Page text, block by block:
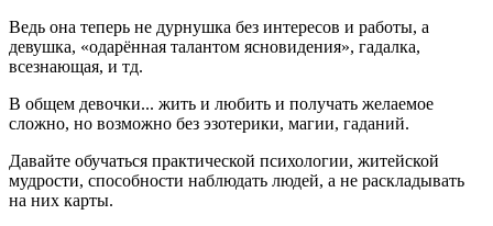
Ведь она теперь не дурнушка без интересов и работы, а
девушка, «одарённая талантом ясновидения», гадалка,
всезнающая, и тд.
В общем девочки... жить и любить и получать желаемое
сложно, но возможно без эзотерики, магии, гаданий.
Давайте обучаться практической психологии, житейской
мудрости, способности наблюдать людей, а не раскладывать
на них карты.